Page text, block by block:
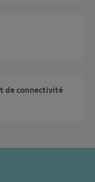
de connectivité